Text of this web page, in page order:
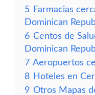
5 Farmacias
Dominican
6 Centos de
Dominican
7 Aeropuertos
8 Hoteles en
9 Otros Mapas